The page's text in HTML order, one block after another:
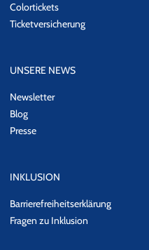
Colortickets
Ticketversicherung
UNSERE NEWS
Newsletter
Blog
Presse
INKLUSION
Barrierefreiheitserklärung
Fragen zu Inklusion